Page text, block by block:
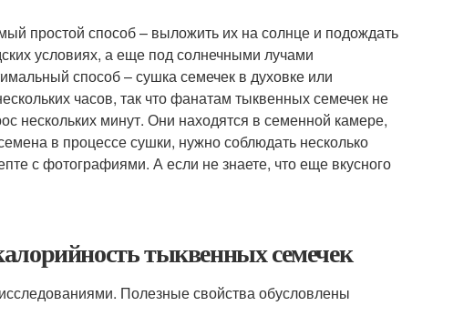
простой способ – выложить их на солнце и подождать
условиях, а еще под солнечными лучами
способ – сушка семечек в духовке или
часов, так что фанатам тыквенных семечек не
нескольких минут. Они находятся в семенной камере,
в процессе сушки, нужно соблюдать несколько
с фотографиями. А если не знаете, что еще вкусного
тыквенных семечек
Полезные свойства обусловлены